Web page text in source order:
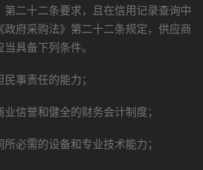
第二十二条要求，且在信用记录查询中
政府采购法》第二十二条规定，供应商
具备下列条件。
民事责任的能力；
业信誉和健全的财务会计制度；
所必需的设备和专业技术能力；